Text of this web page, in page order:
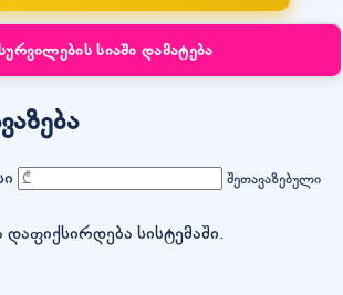
სიაში დამატება
შეთავაზებული
დაფიქსირდება სისტემაში.